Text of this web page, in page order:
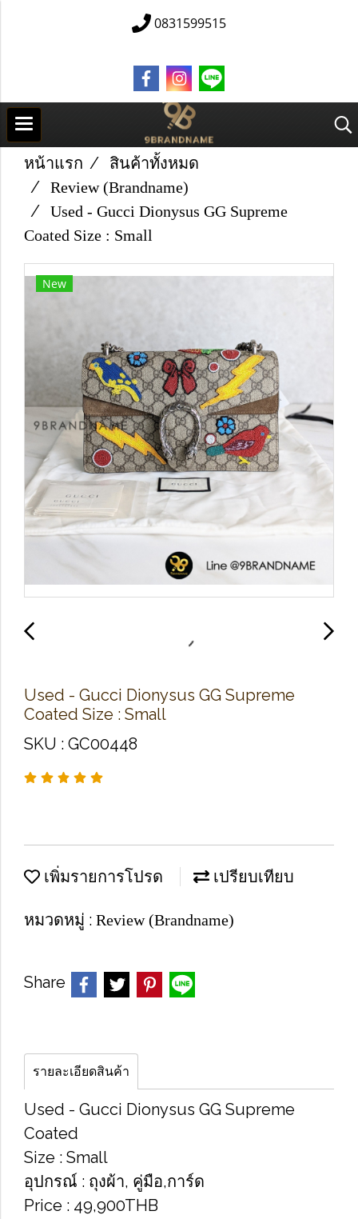
0831599515
หน้าแรก
สินค้าทั้งหมด
Review (Brandname)
Used​ - Gucci​ Dionysus​ GG​ Supreme​
Coated Size​ : Small
New
Used​ - Gucci​ Dionysus​ GG​ Supreme​
Coated Size​ : Small
SKU : GC00448
เพิ่มรายการโปรด เปรียบเทียบ
หมวดหมู่ : Review (Brandname)
Share
รายละเอียดสินค้า
Used​ - Gucci​ Dionysus​ GG​ Supreme​
Coated
Size​ : Small​
อุปกรณ์​ : ถุง​ผ้า, คู่มือ,​การ์ด​
Price​ : 49,900​THB